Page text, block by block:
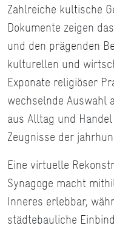
Zahlreiche kultische
Dokumente zeigen
und den prägenden
kulturellen und
Exponate religiöser
wechselnde Auswahl
aus Alltag und
Zeugnisse der
Eine virtuelle
Synagoge macht
Inneres erlebbar,
städtebauliche